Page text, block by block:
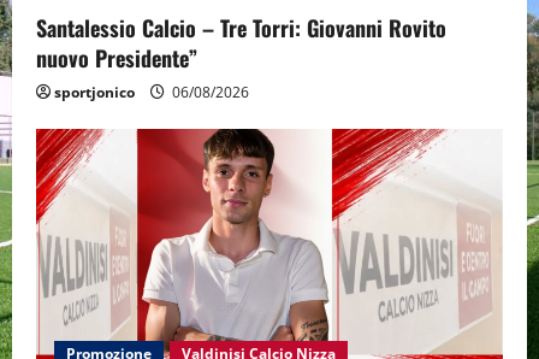
Santalessio Calcio – Tre Torri: Giovanni Rovito
nuovo Presidente”
sportjonico 06/08/2026
Promozione Valdinisi Calcio Nizza